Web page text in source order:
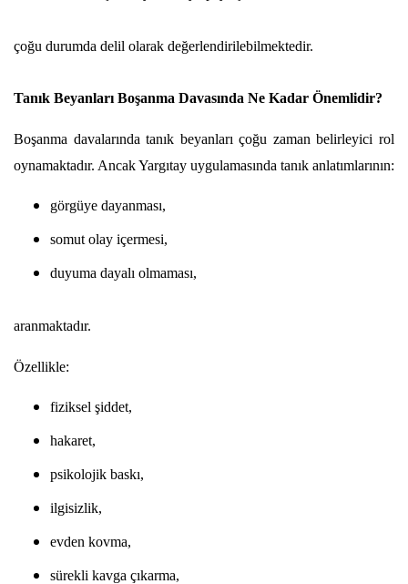
çoğu durumda delil olarak değerlendirilebilmektedir.
Tanık Beyanları Boşanma Davasında Ne Kadar Önemlidir?
Boşanma davalarında tanık beyanları çoğu zaman belirleyici rol
oynamaktadır. Ancak Yargıtay uygulamasında tanık anlatımlarının:
görgüye dayanması,
somut olay içermesi,
duyuma dayalı olmaması,
aranmaktadır.
Özellikle:
fiziksel şiddet,
hakaret,
psikolojik baskı,
ilgisizlik,
evden kovma,
sürekli kavga çıkarma,